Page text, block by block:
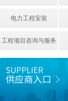
电力工程安装
工程项目咨询与服务